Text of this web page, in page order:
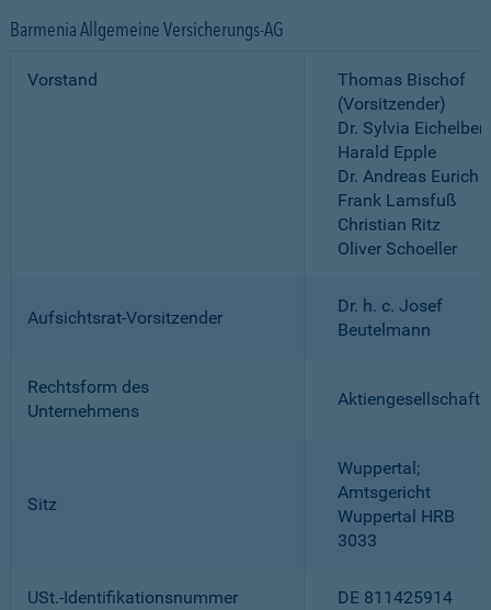
Barmenia Allgemeine Versicherungs-AG
Vorstand
Thomas Bischof
(Vorsitzender)
Dr. Sylvia
Harald Epple
Dr. Andreas Eurich
Frank Lamsfuß
Christian Ritz
Oliver Schoeller
Aufsichtsrat-Vorsitzender
Dr. h. c. Josef
Beutelmann
Rechtsform des
Unternehmens
Aktiengesellschaft
Sitz
Wuppertal;
Amtsgericht
Wuppertal HRB
3033
USt.-Identifikationsnummer DE 811425914